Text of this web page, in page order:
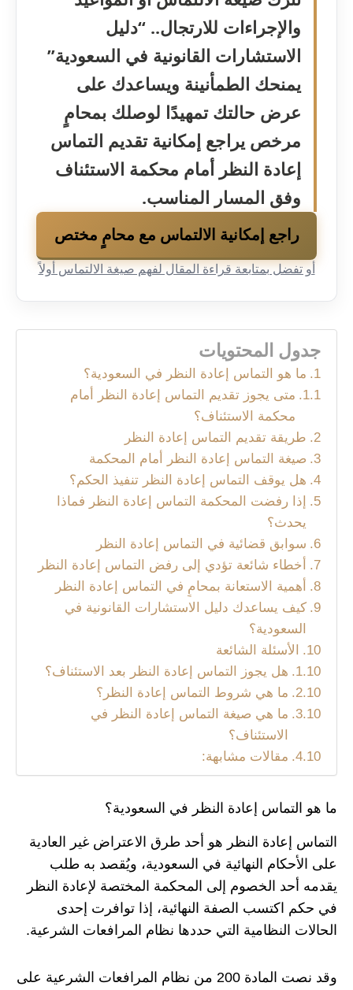
والإجراءات للارتجال.. “دليل
الاستشارات القانونية في السعودية”
يمنحك الطمأنينة ويساعدك على
عرض حالتك تمهيدًا لوصلك بمحامٍ
مرخص يراجع إمكانية تقديم التماس
إعادة النظر أمام محكمة الاستئناف
وفق المسار المناسب.
راجع إمكانية الالتماس مع محامٍ مختص
أو تفضل بمتابعة قراءة المقال لفهم صيغة الالتماس أولاً
جدول المحتويات
ما هو التماس إعادة النظر في السعودية؟
متى يجوز تقديم التماس إعادة النظر أمام
محكمة الاستئناف؟
طريقة تقديم التماس إعادة النظر
صيغة التماس إعادة النظر أمام المحكمة
هل يوقف التماس إعادة النظر تنفيذ الحكم؟
إذا رفضت المحكمة التماس إعادة النظر فماذا
يحدث؟
سوابق قضائية في التماس إعادة النظر
أخطاء شائعة تؤدي إلى رفض التماس إعادة النظر
أهمية الاستعانة بمحامٍ في التماس إعادة النظر
كيف يساعدك دليل الاستشارات القانونية في
السعودية؟
الأسئلة الشائعة
هل يجوز التماس إعادة النظر بعد الاستئناف؟
ما هي شروط التماس إعادة النظر؟
ما هي صيغة التماس إعادة النظر في
الاستئناف؟
مقالات مشابهة:
ما هو التماس إعادة النظر في السعودية؟
التماس إعادة النظر هو أحد طرق الاعتراض غير العادية
على الأحكام النهائية في السعودية، ويُقصد به طلب
يقدمه أحد الخصوم إلى المحكمة المختصة لإعادة النظر
في حكم اكتسب الصفة النهائية، إذا توافرت إحدى
الحالات النظامية التي حددها نظام المرافعات الشرعية.
وقد نصت المادة 200 من نظام المرافعات الشرعية على